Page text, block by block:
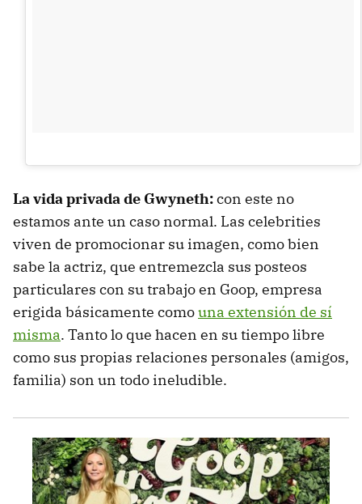
La vida privada de Gwyneth:con este no
estamos ante un caso normal. Las celebrities
viven de promocionar su imagen, como bien
sabe la actriz, que entremezcla sus posteos
particulares con su trabajo en Goop, empresa
erigida básicamente comouna extensión de sí
misma. Tanto lo que hacen en su tiempo libre
como sus propias relaciones personales (amigos,
familia) son un todo ineludible.